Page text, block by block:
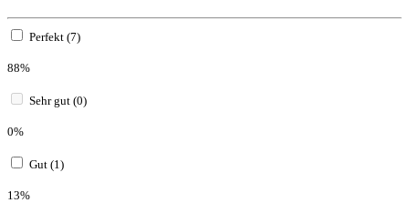
Perfekt (7)
88%
Sehr gut (0)
0%
Gut (1)
13%